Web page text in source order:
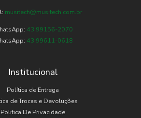
musitech@musitech.com.br
43 99156-2070
43 99611-0618
Institucional
Política de Entrega
de Trocas e Devoluções
Politica De Privacidade